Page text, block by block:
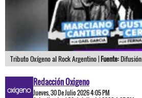
Tributo Oxígeno al Rock Argentino |Fuente:Difusión
Redacción Oxigeno
Jueves, 30 De Julio 2026 4:05 PM